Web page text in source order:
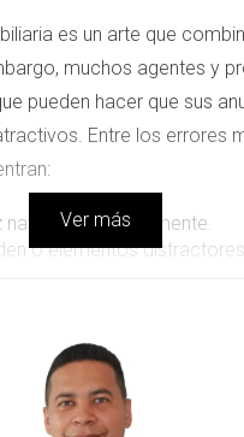
es un arte que
muchos agentes y
pueden hacer que sus
Entre los errores
natural adecuadamente.
o elementos
las áreas importantes
hacer que una propiedad
Ver más